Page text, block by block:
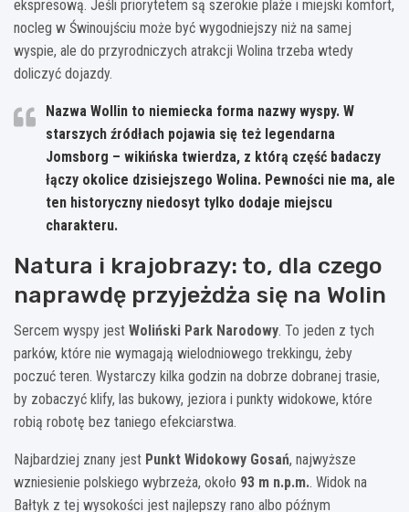
ekspresową. Jeśli priorytetem są szerokie plaże i miejski komfort,
nocleg w Świnoujściu może być wygodniejszy niż na samej
wyspie, ale do przyrodniczych atrakcji Wolina trzeba wtedy
doliczyć dojazdy.
Nazwa Wollin to niemiecka forma nazwy wyspy. W
starszych źródłach pojawia się też legendarna
Jomsborg – wikińska twierdza, z którą część badaczy
łączy okolice dzisiejszego Wolina. Pewności nie ma, ale
ten historyczny niedosyt tylko dodaje miejscu
charakteru.
Natura i krajobrazy: to, dla czego
naprawdę przyjeżdża się na Wolin
Sercem wyspy jest Woliński Park Narodowy. To jeden z tych
parków, które nie wymagają wielodniowego trekkingu, żeby
poczuć teren. Wystarczy kilka godzin na dobrze dobranej trasie,
by zobaczyć klify, las bukowy, jeziora i punkty widokowe, które
robią robotę bez taniego efekciarstwa.
Najbardziej znany jest Punkt Widokowy Gosań, najwyższe
wzniesienie polskiego wybrzeża, około 93 m n.p.m.. Widok na
Bałtyk z tej wysokości jest najlepszy rano albo późnym